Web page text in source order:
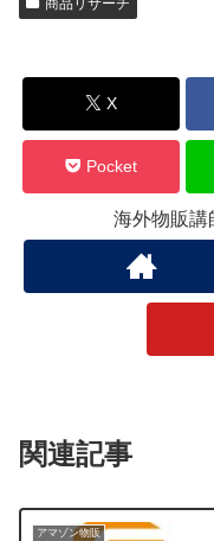
X
Pocket
海外物販講
関連記事
アマゾン物販